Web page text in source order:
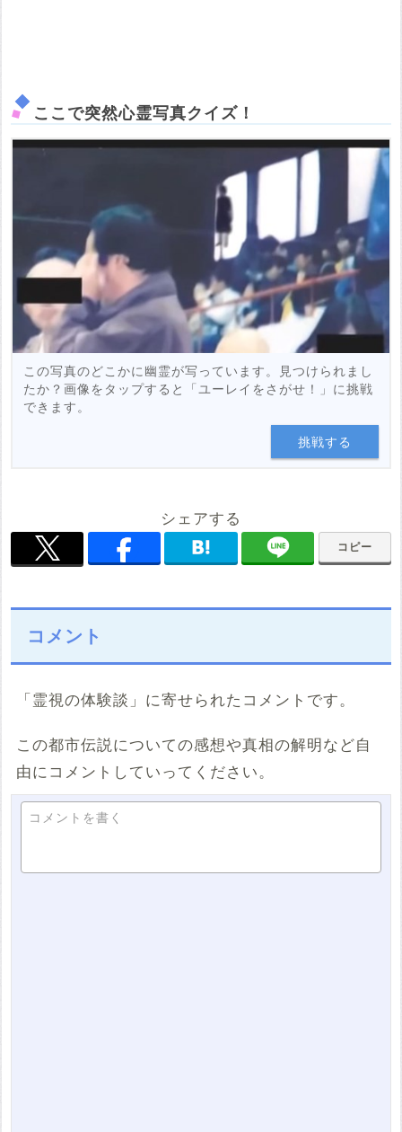
ここで突然心霊写真クイズ！
この写真のどこかに幽霊が写っています。見つけられまし
たか？画像をタップすると「ユーレイをさがせ！」に挑戦
できます。
挑戦する
シェアする
コピー
コメント
「霊視の体験談」に寄せられたコメントです。
この都市伝説についての感想や真相の解明など自
由にコメントしていってください。
コメントを書く